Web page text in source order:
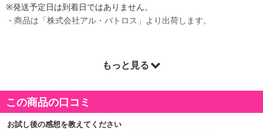
※発送予定日は到着日ではありません。
・商品は「株式会社アル・バトロス」より出荷します。
環境とコストにやさしい粉末茶！
原料から仕上げまで添加物を一切使わず、お湯や水でも自然に溶け
ます。
もっと見る
この商品の口コミ
お試し後の感想を教えてください